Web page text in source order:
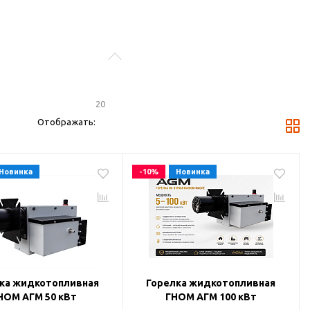
↓
Отображать:
20
1216 28
Новинка
жидкотопливная
АГМ 50 кВт
-10% Новинка
Горелка жидкотопливная
ГНОМ АГМ 100 кВт